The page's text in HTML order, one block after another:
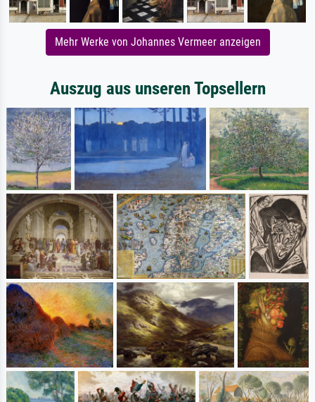
Mehr Werke von Johannes Vermeer anzeigen
Auszug aus unseren Topsellern